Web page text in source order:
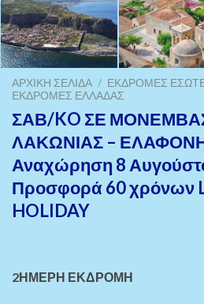
ΑΡΧΙΚΉ ΣΕΛΊΔΑ / ΕΚΔΡΟΜΈΣ
ΕΚΔΡΟΜΈΣ ΕΛΛΆΔΑΣ
ΣΑΒ/KO ΣΕ
ΛΑΚΩΝΙΑΣ –
Αναχώρηση 8
Προσφορά 60 χρόνων
HOLIDAY
2ΗΜΕΡΗ ΕΚΔΡΟΜΗ